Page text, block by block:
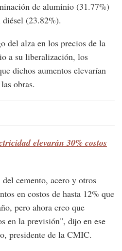
de aluminio (31.77%)
(23.82%).
del alza en los precios de la
a su liberalización, los
dichos aumentos elevarían
obras.
elevarán 30% costos
cemento, acero y otros
en costos de hasta 12% que
pero ahora creo que
en la previsión", dijo en ese
presidente de la CMIC.